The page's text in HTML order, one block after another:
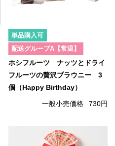
単品購入可
配送グループA【常温】
ホシフルーツ ナッツとドライ
フルーツの贅沢ブラウニー 3
個（Happy Birthday）
一般小売価格 730円